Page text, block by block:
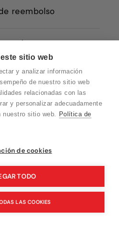
sitio web
y analizar información
de nuestro sitio web
relacionadas con las
y personalizar adecuadamente
nuestro sitio web. Política de
de cookies
TODO
LAS COOKIES
reembolso
de Venta
somos
de Cookies
de Datos
EN
Blog DE
IT
Recuerda que
atención al cliente es de